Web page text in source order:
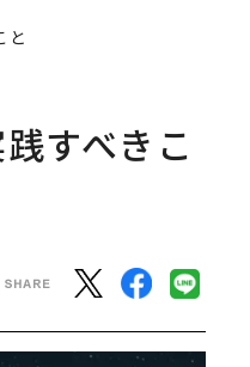
と
すべきこ